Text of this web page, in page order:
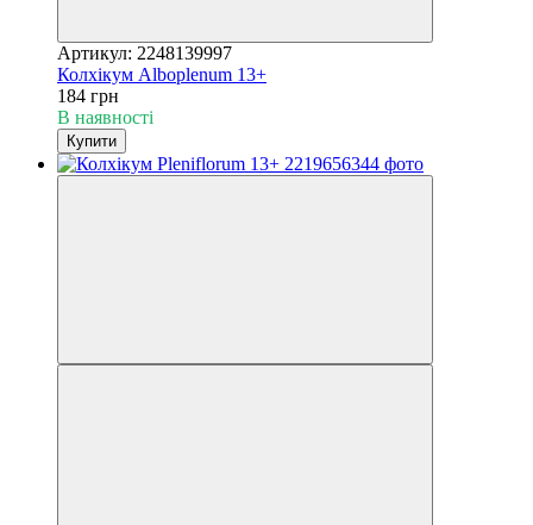
Артикул: 2248139997
Колхікум Alboplenum 13+
184 грн
В наявності
Купити